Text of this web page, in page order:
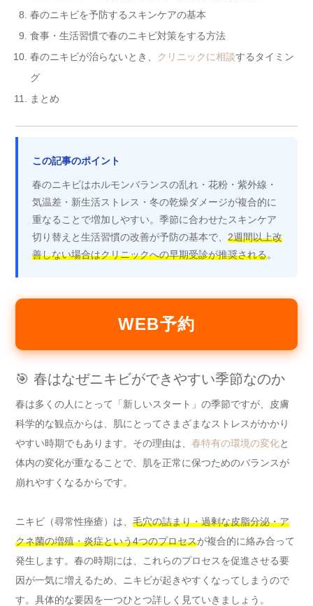
春のニキビを予防するスキンケアの基本
食事・生活習慣で春のニキビ対策をする方法
春のニキビが治らないとき、
クリニックに相談するタイミン
グ
まとめ
この記事のポイント
春のニキビはホルモンバランスの乱れ・花粉・紫外線・
気温差・新生活ストレス・冬の乾燥ダメージが複合的に
重なることで増加しやすい。季節に合わせたスキンケア
切り替えと生活習慣の改善が予防の基本で、 2週間以上改
善しない場合はクリニックへの早期受診が推奨される。
WEB予約
🎯 春はなぜニキビができやすい季節なのか
春は多くの人にとって「新しいスタート」の季節ですが、皮膚
科学的な観点からは、肌にとってさまざまなストレスがかかり
やすい時期でもあります。その理由は、 春特有の環境の変化と
体内の変化が重なることで、肌を正常に保つためのバランスが
崩れやすくなるからです。
ニキビ（尋常性痤瘡）は、 毛穴の詰まり・過剰な皮脂分泌・ア
クネ菌の増殖・炎症という4つのプロセスが複合的に絡み合って
発生します。春の時期には、これらのプロセスを促進させる要
因が一気に増えるため、ニキビが起きやすくなってしまうので
す。具体的な要因を一つひとつ詳しく見ていきましょう。